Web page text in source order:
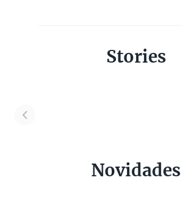
Stories
Novidades